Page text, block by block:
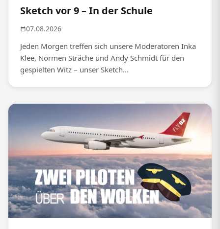
Sketch vor 9 – In der Schule
07.08.2026
Jeden Morgen treffen sich unsere Moderatoren Inka
Klee, Normen Sträche und Andy Schmidt für den
gespielten Witz – unser Sketch...